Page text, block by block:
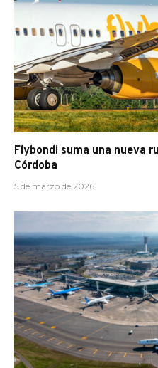
Flybondi suma una nueva
Córdoba
5 de marzo de 2026